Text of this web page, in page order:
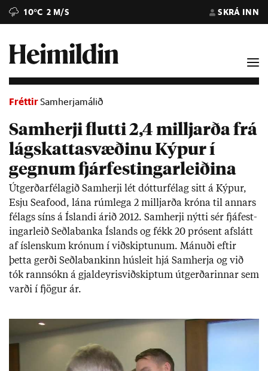
10°C 2 M/S SKRÁ INN
FréttirSamherjamálið
Samherji flutti 2,4 milljarða frá
lágskattasvæðinu Kýpur í
gegnum fjárfestingarleiðina
Út­gerð­ar­fé­lag­ið Sam­herji lét dótt­ur­fé­lag sitt á Kýp­ur,
Esju Sea­food, lána rúm­lega 2 millj­arða króna til ann­ars
fé­lags síns á Ís­landi ár­ið 2012. Sam­herji nýtti sér fjá­fest­
ing­ar­leið Seðla­banka Ís­lands og fékk 20 pró­sent af­slátt
af ís­lensk­um krón­um í við­skipt­un­um. Mán­uði eft­ir
þetta gerði Seðla­bank­inn hús­leit hjá Sam­herja og við
tók rann­sókn á gjald­eyrisvið­skipt­um út­gerð­ar­inn­ar sem
varði í fjög­ur ár.